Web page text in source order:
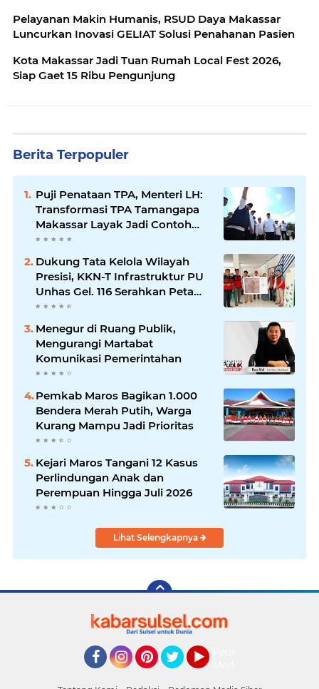
Pelayanan Makin Humanis, RSUD Daya Makassar
Luncurkan Inovasi GELIAT Solusi Penahanan Pasien
Kota Makassar Jadi Tuan Rumah Local Fest 2026,
Siap Gaet 15 Ribu Pengunjung
Berita Terpopuler
Puji Penataan TPA, Menteri LH:
Transformasi TPA Tamangapa
Makassar Layak Jadi Contoh
Nasional
Dukung Tata Kelola Wilayah
Presisi, KKN-T Infrastruktur PU
Unhas Gel. 116 Serahkan Peta
Batas Dusun Berbasis GIS ke
Menegur di Ruang Publik,
Mengurangi Martabat
Komunikasi Pemerintahan
Pemkab Maros Bagikan 1.000
Bendera Merah Putih, Warga
Kurang Mampu Jadi Prioritas
Kejari Maros Tangani 12 Kasus
Perlindungan Anak dan
Perempuan Hingga Juli 2026
Lihat Selengkapnya